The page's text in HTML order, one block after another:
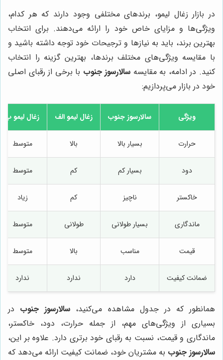
در بازار زغال لیمو، برندهای مختلفی وجود دارند که هر کدام،
ویژگی‌ها و مزایای خاص خود را ارائه می‌دهند. برای انتخاب
بهترین برند، باید به نیازها و ترجیحات خود توجه داشته باشید و
با مقایسه ویژگی‌های مختلف برندها، بهترین گزینه را انتخاب
کنید. در ادامه، به مقایسه سالارسوز جنوب با برخی از رقبای اصلی
خود در بازار می‌پردازیم:
ویژگی سالارسوز جنوب زغال لیمو الف زغال لیمو ب
حرارت بسیار بالا بالا متوسط
دود بسیار کم کم متوسط
خاکستر ناچیز کم زیاد
ماندگاری بسیار طولانی طولانی متوسط
قیمت مناسب بالا متوسط
ضمانت کیفیت دارد ندارد ندارد
همانطور که در جدول مشاهده می‌کنید، سالارسوز جنوب در
بسیاری از ویژگی‌های مهم، از جمله حرارت، دود، خاکستر،
ماندگاری و قیمت، نسبت به رقبای خود برتری دارد. علاوه بر این،
سالارسوز جنوب به مشتریان خود، ضمانت کیفیت ارائه می‌دهد که